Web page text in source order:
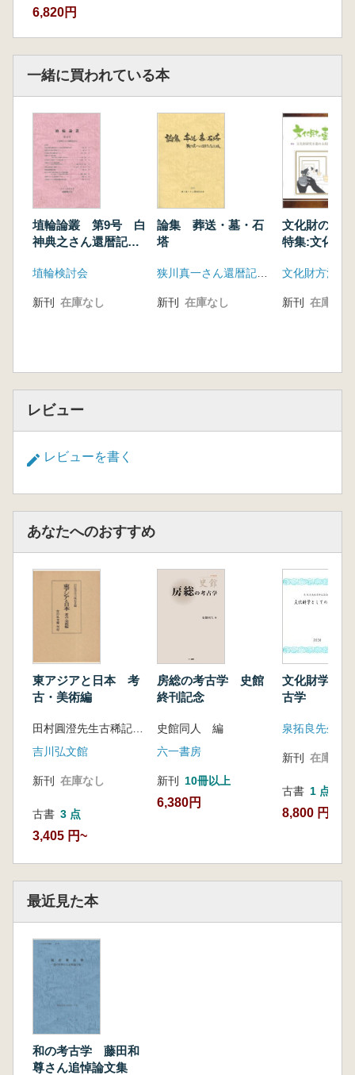
6,820円
一緒に買われている本
埴輪論叢 第9号 白
神典之さん還暦記念
埴輪検討会
新刊 在庫なし
論集 葬送・墓・石
塔
新刊 在庫なし
文化財の
特集:文化財
文化財方法論
新刊 在庫なし
レビュー
レビューを書く
あなたへのおすすめ
東アジアと日本 考
古・美術編
吉川弘文館
新刊 在庫なし
古書 3 点
3,405 円~
房総の考古学 史館
終刊記念
史館同人 編
六一書房
新刊 10冊以上
6,380円
文化財学と
古学
新刊 在庫なし
古書 1 点
8,800 円
最近見た本
和の考古学 藤田和
尊さん追悼論文集